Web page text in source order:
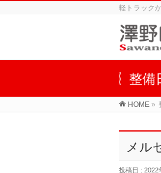
軽トラック
整備
HOME »
メル
投稿日 : 2022